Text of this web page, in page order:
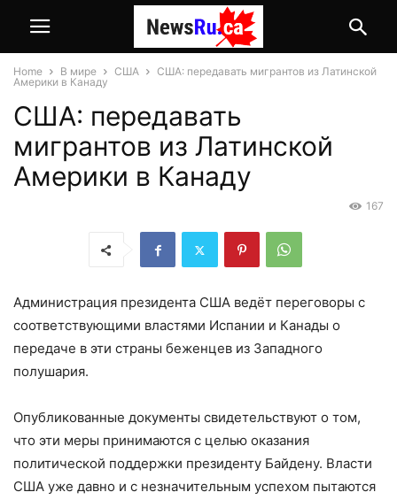
Home В мире США
США: передавать мигрантов из Латинской
Америки в Канаду
США: передавать
мигрантов из Латинской
Америки в Канаду
167
Администрация президента США ведёт переговоры с
соответствующими властями Испании и Канады о
передаче в эти страны беженцев из Западного
полушария.
Опубликованные документы свидетельствуют о том,
что эти меры принимаются с целью оказания
политической поддержки президенту Байдену. Власти
США уже давно и с незначительным успехом пытаются